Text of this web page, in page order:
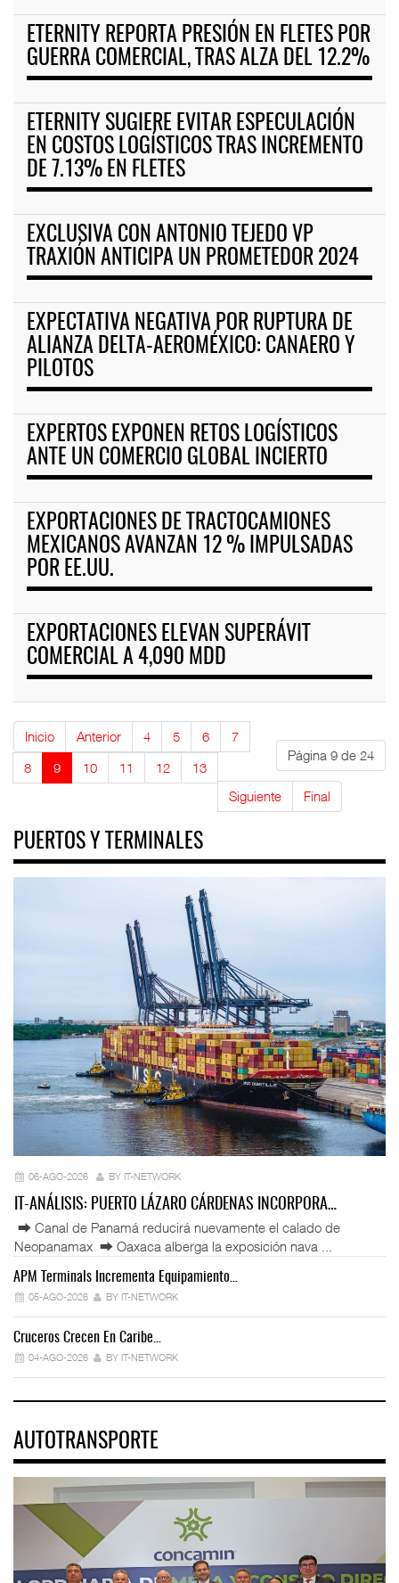
ETERNITY REPORTA PRESIÓN EN FLETES POR
GUERRA COMERCIAL, TRAS ALZA DEL 12.2%
ETERNITY SUGIERE EVITAR ESPECULACIÓN
EN COSTOS LOGÍSTICOS TRAS INCREMENTO
DE 7.13% EN FLETES
EXCLUSIVA CON ANTONIO TEJEDO VP
TRAXIÓN ANTICIPA UN PROMETEDOR 2024
EXPECTATIVA NEGATIVA POR RUPTURA DE
ALIANZA DELTA-AEROMÉXICO: CANAERO Y
PILOTOS
EXPERTOS EXPONEN RETOS LOGÍSTICOS
ANTE UN COMERCIO GLOBAL INCIERTO
EXPORTACIONES DE TRACTOCAMIONES
MEXICANOS AVANZAN 12 % IMPULSADAS
POR EE.UU.
EXPORTACIONES ELEVAN SUPERÁVIT
COMERCIAL A 4,090 MDD
Página 9 de 24
Inicio Anterior 4 5 6
7
8
9 10 11 12
13
Siguiente
Final
PUERTOS Y TERMINALES
06-AGO-2026 BY IT-NETWORK
IT-ANÁLISIS: PUERTO LÁZARO CÁRDENAS INCORPORA…
⮕ Canal de Panamá reducirá nuevamente el calado de
Neopanamax ⮕ Oaxaca alberga la exposición nava ...
APM Terminals Incrementa Equipamiento…
05-AGO-2026 BY IT-NETWORK
Cruceros Crecen En Caribe…
04-AGO-2026 BY IT-NETWORK
AUTOTRANSPORTE